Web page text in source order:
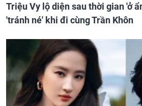
Triệu Vy lộ diện sau thời gian 'ở
'tránh né' khi đi cùng Trần Khôn